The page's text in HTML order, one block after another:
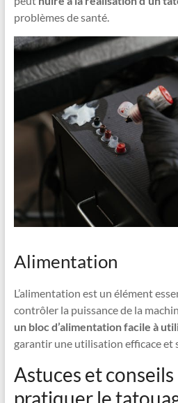
problèmes de santé.
Alimentation
L’alimentation est un élément
contrôler la puissance de la
un bloc d’alimentation facile à
garantir une utilisation efficace et
Astuces et
pratiquer le